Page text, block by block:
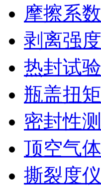
摩擦系
剥离强
热封试
瓶盖扭
密封性
顶空气
撕裂度仪